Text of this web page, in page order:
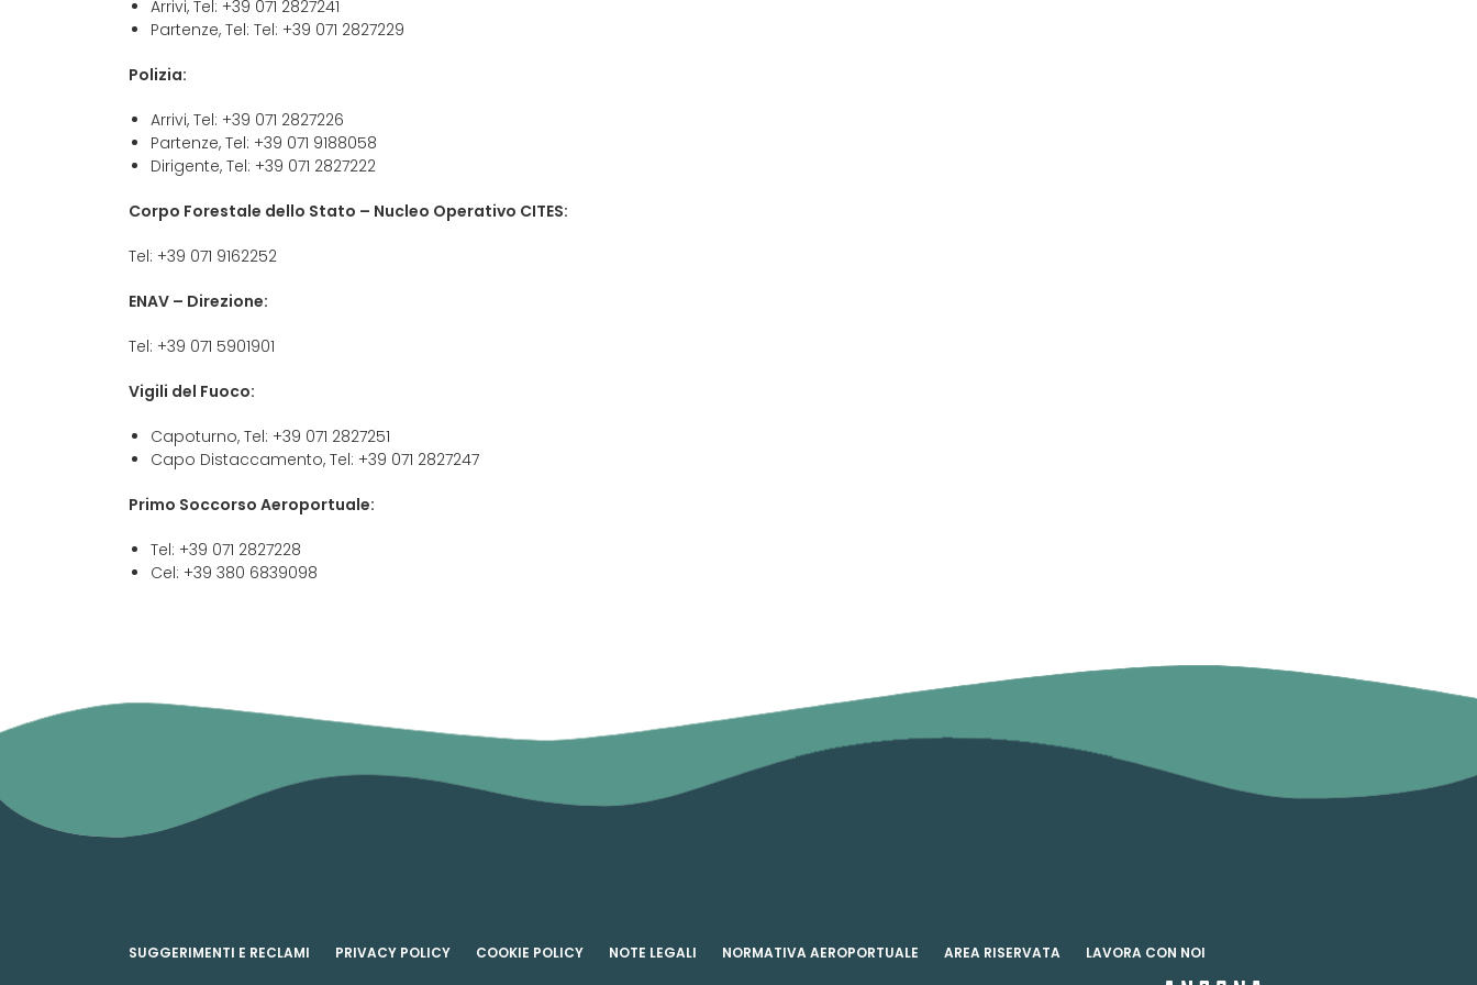
Arrivi, Tel: +39 071 2827241
Partenze, Tel: Tel: +39 071 2827229
Polizia:
Arrivi, Tel: +39 071 2827226
Partenze, Tel: +39 071 9188058
Dirigente, Tel: +39 071 2827222
Corpo Forestale dello Stato – Nucleo Operativo CITES:
Tel: +39 071 9162252
ENAV – Direzione:
Tel: +39 071 5901901
Vigili del Fuoco:
Capoturno, Tel: +39 071 2827251
Capo Distaccamento, Tel: +39 071 2827247
Primo Soccorso Aeroportuale:
Tel: +39 071 2827228
Cel: +39 380 6839098
SUGGERIMENTI E RECLAMI PRIVACY POLICY COOKIE POLICY NOTE LEGALI NORMATIVA AEROPORTUALE AREA RISERVATA LAVORA CON NOI